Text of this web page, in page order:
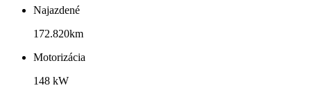
Najazdené
172.820km
Motorizácia
148 kW